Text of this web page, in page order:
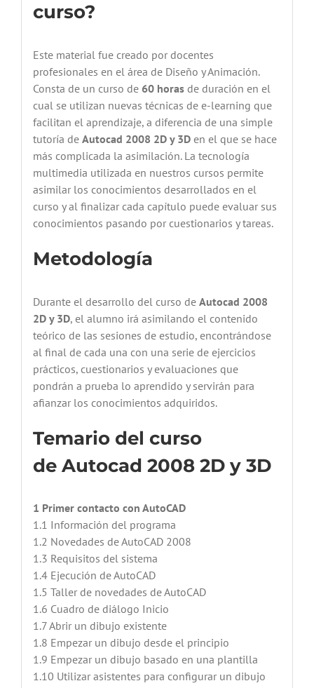
curso?
Este material fue creado por docentes
profesionales en el área de Diseño y Animación.
Consta de un curso de 60 horasde duración en el
cual se utilizan nuevas técnicas de e-learning que
facilitan el aprendizaje, a diferencia de una simple
tutoría de Autocad 2008 2D y 3D en el que se hace
más complicada la asimilación. La tecnología
multimedia utilizada en nuestros cursos permite
asimilar los conocimientos desarrollados en el
curso y al finalizar cada capítulo puede evaluar sus
conocimientos pasando por cuestionarios y tareas.
Metodología
Durante el desarrollo del curso de Autocad 2008
2D y 3D, el alumno irá asimilando el contenido
teórico de las sesiones de estudio, encontrándose
al final de cada una con una serie de ejercicios
prácticos, cuestionarios y evaluaciones que
pondrán a prueba lo aprendido y servirán para
afianzar los conocimientos adquiridos.
Temario del curso
de Autocad 2008 2D y 3D
1 Primer contacto con AutoCAD
1.1 Información del programa
1.2 Novedades de AutoCAD 2008
1.3 Requisitos del sistema
1.4 Ejecución de AutoCAD
1.5 Taller de novedades de AutoCAD
1.6 Cuadro de diálogo Inicio
1.7 Abrir un dibujo existente
1.8 Empezar un dibujo desde el principio
1.9 Empezar un dibujo basado en una plantilla
1.10 Utilizar asistentes para configurar un dibujo